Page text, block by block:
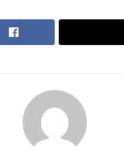
Korupsi Paket
– Pantai
Lembata